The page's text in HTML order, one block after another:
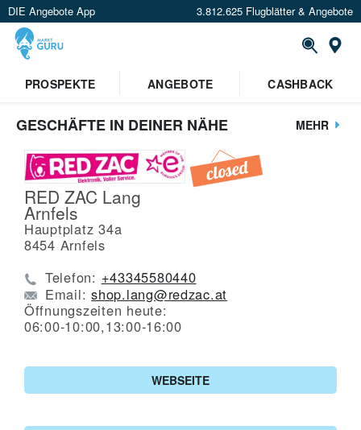
DIE Angebote App 3.812.625 Flugblätter & Angebote
PROSPEKTE
ANGEBOTE CASHBACK
GESCHÄFTE IN DEINER NÄHE MEHR
RED ZAC Lang
Arnfels
Hauptplatz 34a
8454 Arnfels
Telefon: +43345580440
Email:shop.lang@redzac.at
Öffnungszeiten heute:
06:00-10:00,13:00-16:00
WEBSEITE